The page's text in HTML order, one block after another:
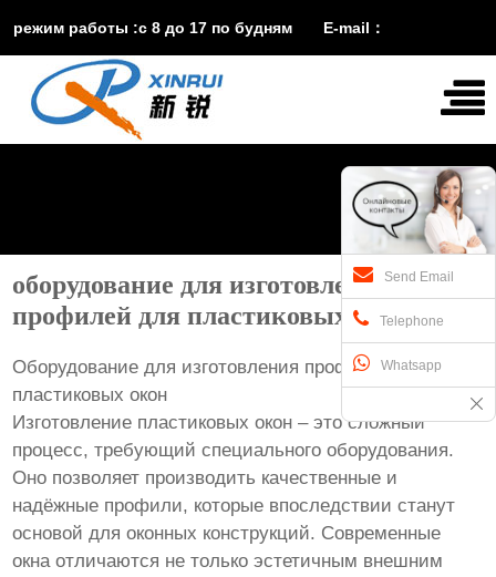
режим работы :с 8 до 17 по будням E-mail：
vira@xinruisuji.comWhatsApp： 
оборудование для изготовления
профилей для пластиковых окон
Оборудование для изготовления профилей для
пластиковых окон
Изготовление пластиковых окон – это сложный
процесс, требующий специального оборудования.
Оно позволяет производить качественные и
надёжные профили, которые впоследствии станут
основой для оконных конструкций. Современные
окна отличаются не только эстетичным внешним
Send Email
Telephone
Whatsapp